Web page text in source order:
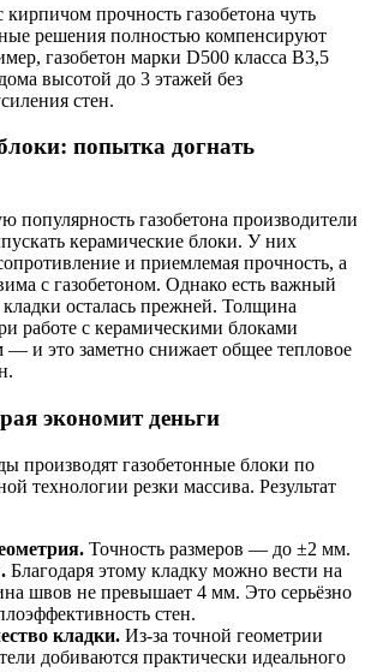
прочность газобетона чуть
решения полностью компенсируют
газобетон марки D500 класса В3,5
высотой до 3 этажей без
стен.
попытка догнать
популярность газобетона производители
керамические блоки. У них
и приемлемая прочность, а
с газобетоном. Однако есть важный
осталась прежней. Толщина
работе с керамическими блоками
— и это заметно снижает общее тепловое
экономит деньги
производят газобетонные блоки по
технологии резки массива. Результат
Точность размеров — до ±2 мм.
Благодаря этому кладку можно вести на
швов не превышает 4 мм. Это серьёзно
стен.
кладки. Из‑за точной геометрии
добиваются практически идеального